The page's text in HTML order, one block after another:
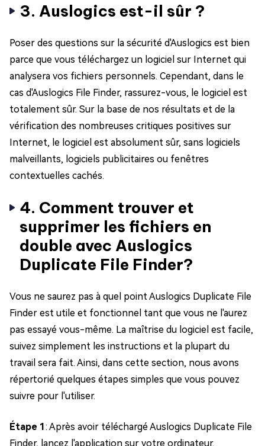
3. Auslogics est-il sûr ?
Poser des questions sur la sécurité d'Auslogics est bien
parce que vous téléchargez un logiciel sur Internet qui
analysera vos fichiers personnels. Cependant, dans le
cas d'Auslogics File Finder, rassurez-vous, le logiciel est
totalement sûr. Sur la base de nos résultats et de la
vérification des nombreuses critiques positives sur
Internet, le logiciel est absolument sûr, sans logiciels
malveillants, logiciels publicitaires ou fenêtres
contextuelles cachés.
4. Comment trouver et
supprimer les fichiers en
double avec Auslogics
Duplicate File Finder?
Vous ne saurez pas à quel point Auslogics Duplicate File
Finder est utile et fonctionnel tant que vous ne l'aurez
pas essayé vous-même. La maîtrise du logiciel est facile,
suivez simplement les instructions et la plupart du
travail sera fait. Ainsi, dans cette section, nous avons
répertorié quelques étapes simples que vous pouvez
suivre pour l'utiliser.
Étape 1: Après avoir téléchargé Auslogics Duplicate File
Finder, lancez l'application sur votre ordinateur.